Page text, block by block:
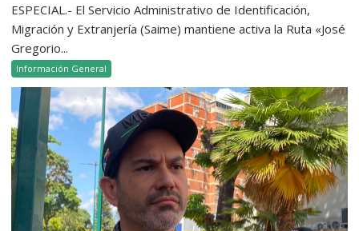
ESPECIAL.- El Servicio Administrativo de Identificación,
Migración y Extranjería (Saime) mantiene activa la Ruta «José
Gregorio...
Información General